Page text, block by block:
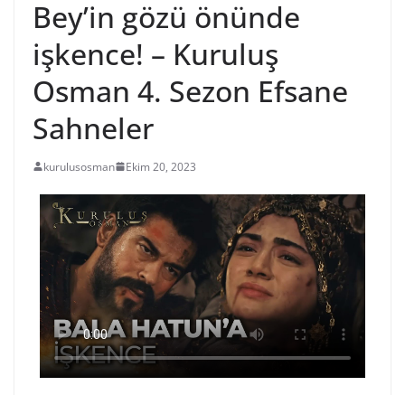
Bey’in gözü önünde
işkence! – Kuruluş
Osman 4. Sezon Efsane
Sahneler
kurulusosman Ekim 20, 2023